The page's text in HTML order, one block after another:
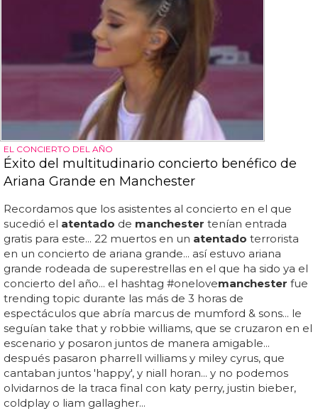
EL CONCIERTO DEL AÑO
Éxito del multitudinario concierto benéfico de
Ariana Grande en Manchester
Recordamos que los asistentes al concierto en el que
sucedió el atentado de manchester tenían entrada
gratis para este... 22 muertos en un atentado terrorista
en un concierto de ariana grande... así estuvo ariana
grande rodeada de superestrellas en el que ha sido ya el
concierto del año... el hashtag #onelovemanchester fue
trending topic durante las más de 3 horas de
espectáculos que abría marcus de mumford & sons... le
seguían take that y robbie williams, que se cruzaron en el
escenario y posaron juntos de manera amigable...
después pasaron pharrell williams y miley cyrus, que
cantaban juntos 'happy', y niall horan... y no podemos
olvidarnos de la traca final con katy perry, justin bieber,
coldplay o liam gallagher...